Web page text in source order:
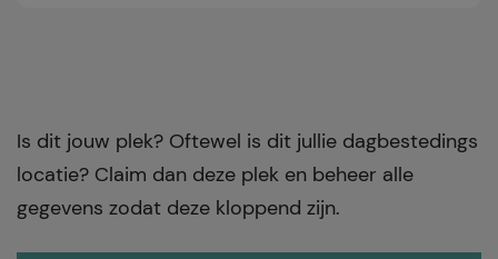
Is dit jouw plek? Oftewel is dit jullie dagbestedings
locatie? Claim dan deze plek en beheer alle
gegevens zodat deze kloppend zijn.